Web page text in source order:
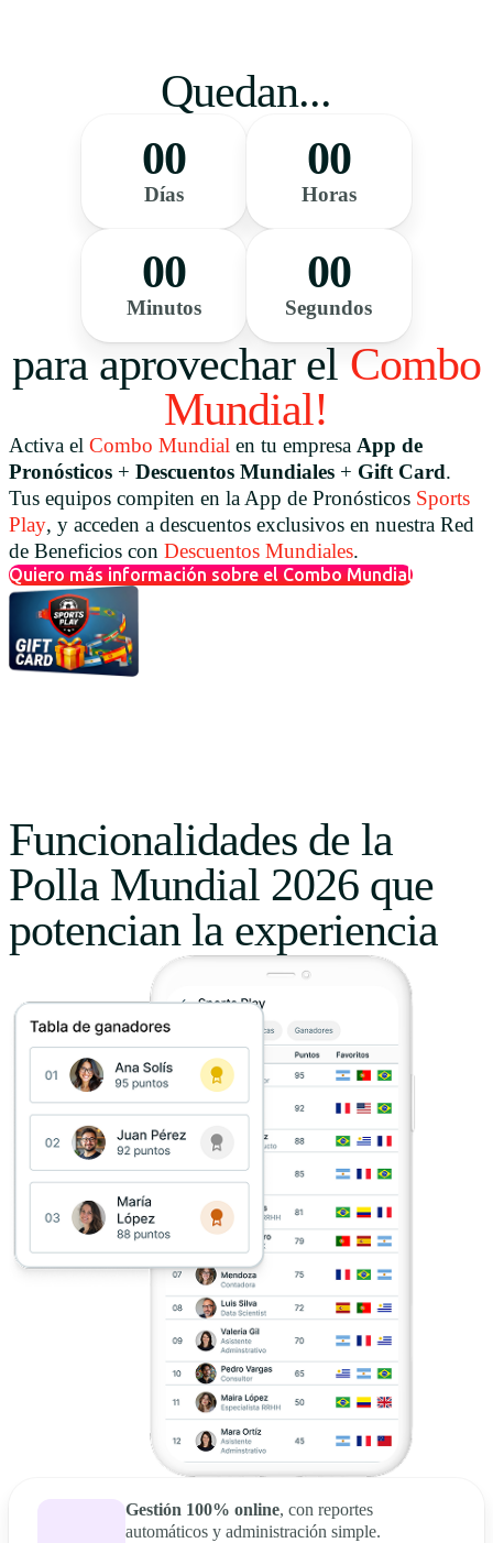
Quedan...
00
Días
00
Horas
00
Minutos
00
Segundos
para aprovechar el Combo
Mundial!
Activa el Combo Mundial en tu empresa App de
Pronósticos + Descuentos Mundiales + Gift Card.
Tus equipos compiten en la App de Pronósticos Sports
Play, y acceden a descuentos exclusivos en nuestra Red
de Beneficios con Descuentos Mundiales.
Quiero más información sobre el Combo Mundial
Funcionalidades de la
Polla Mundial 2026 que
potencian la experiencia
Gestión 100% online, con reportes
automáticos y administración simple.